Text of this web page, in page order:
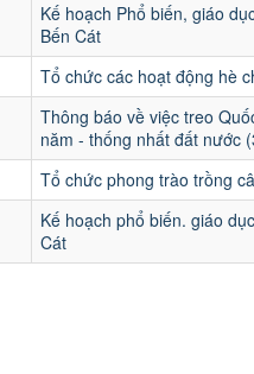
Kế hoạch Phổ biến, giáo
Bến Cát
Tổ chức các hoạt động hè
Thông báo về việc treo
năm - thống nhất đất nước
Tổ chức phong trào trồng
Kế hoạch phổ biến. giáo
Cát